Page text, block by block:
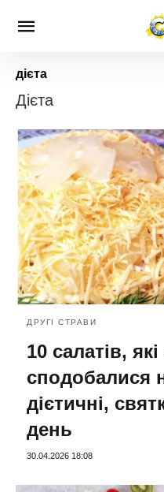
дієта
Дієта
ДРУГІ СТРАВИ
10 салатів,
сподобалися
дієтичні,
день
30.04.2026 18:08